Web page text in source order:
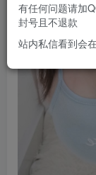
有任何问题请加
封号且不退款
站内私信看到会